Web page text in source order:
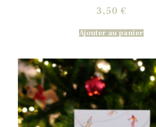
3,50 €
Ajouter au panier